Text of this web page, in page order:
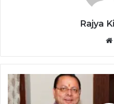
Rajya